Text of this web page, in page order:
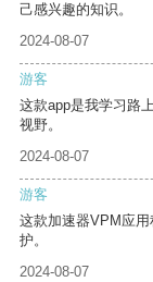
己感兴趣的知识。
2024-08-07
游客
这款app是我学习路
视野。
2024-08-07
游客
这款加速器VPM应
护。
2024-08-07